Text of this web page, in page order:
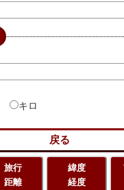
キロ
旅行
距離
緯度
経度